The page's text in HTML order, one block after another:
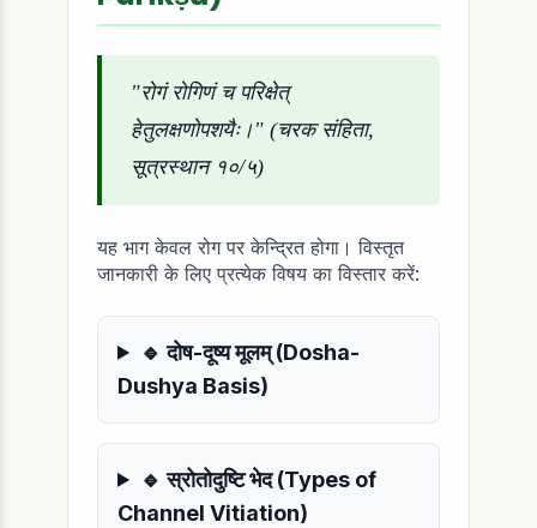
"रोगं रोगिणं च परिक्षेत्
हेतुलक्षणोपशयैः।" (चरक संहिता,
सूत्रस्थान १०/५)
यह भाग केवल रोग पर केन्द्रित होगा। विस्तृत
जानकारी के लिए प्रत्येक विषय का विस्तार करें:
🔹 दोष-दूष्य मूलम् (Dosha-
Dushya Basis)
🔹 स्रोतोदुष्टि भेद (Types of
Channel Vitiation)